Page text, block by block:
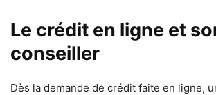
Le crédit en ligne et
conseiller
Dès la demande de crédit faite en ligne,